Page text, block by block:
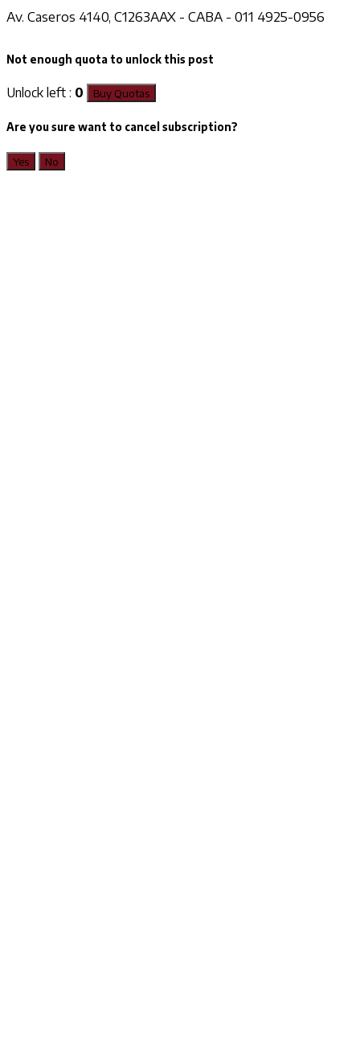
Av. Caseros 4140, C1263AAX - CABA - 011 4925-0956
Not enough quota to unlock this post
Unlock left : 0 Buy Quotas
Are you sure want to cancel subscription?
Yes No